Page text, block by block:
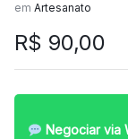
em Artesanato
R$ 90,00
Negociar via